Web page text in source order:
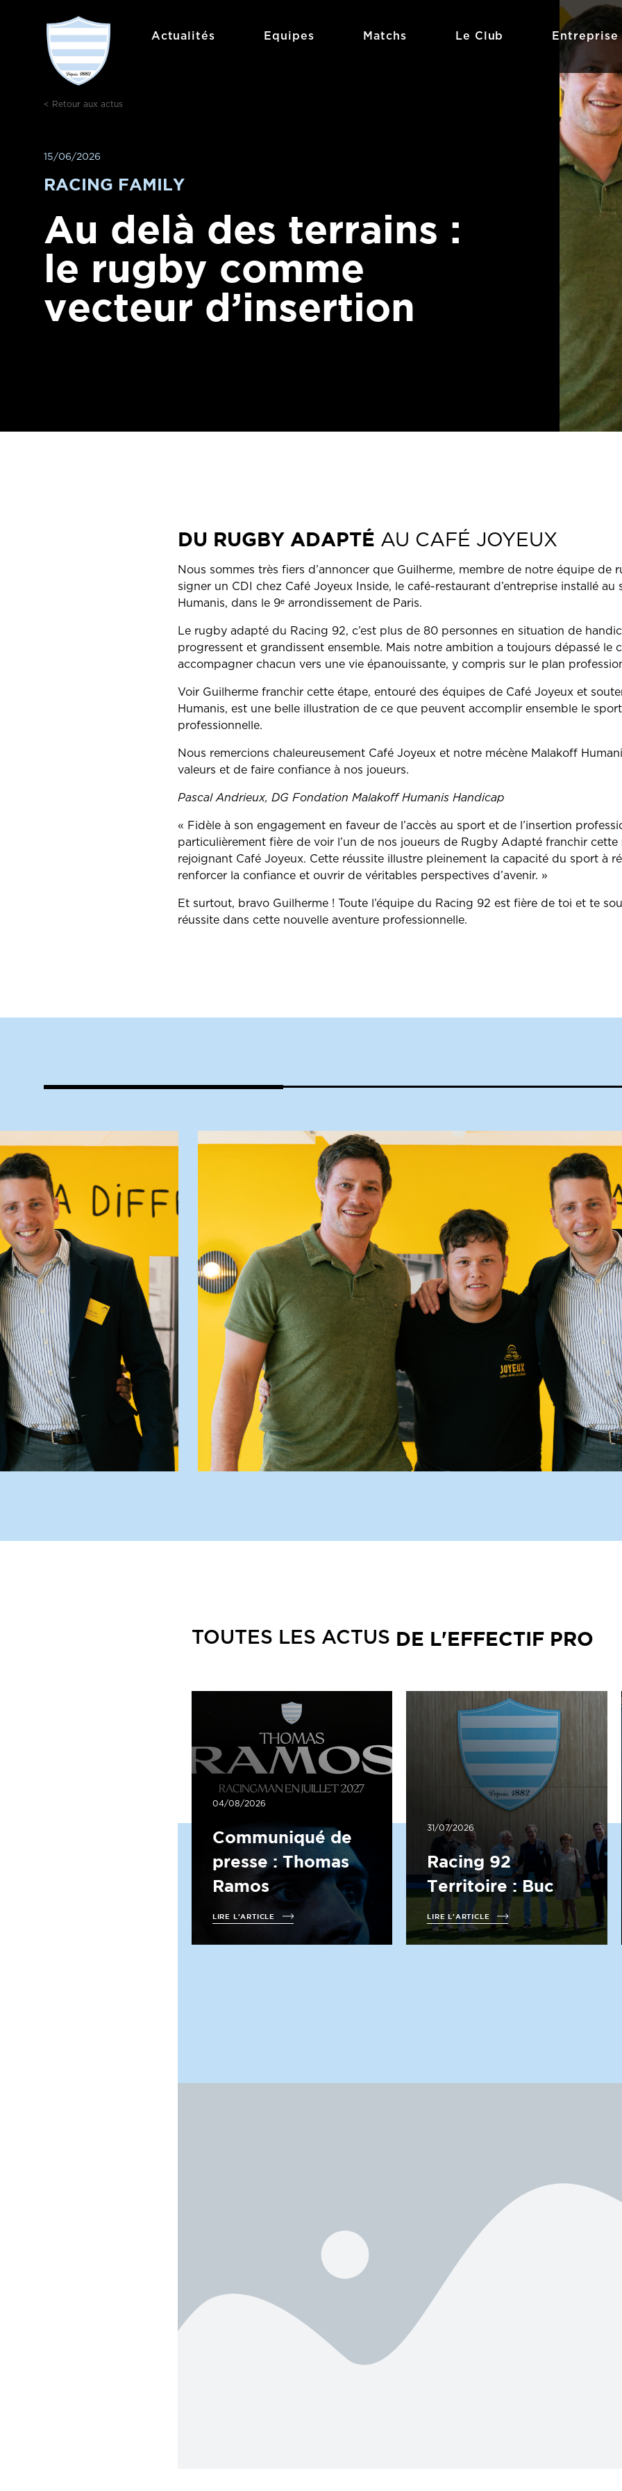
Actualités Equipes Matchs Le Club Entreprise
< Retour aux actus
15/06/2026
RACING FAMILY
Au delà des terrains :
le rugby comme
vecteur d’insertion
DU RUGBY ADAPTÉ AU CAFÉ JOYEUX
Nous sommes très fiers d’annoncer que Guilherme, membre de notre équipe de
signer un CDI chez Café Joyeux Inside, le café-restaurant d’entreprise installé au
Humanis, dans le 9ᵉ arrondissement de Paris.
Le rugby adapté du Racing 92, c’est plus de 80 personnes en situation de
progressent et grandissent ensemble. Mais notre ambition a toujours dépassé le
accompagner chacun vers une vie épanouissante, y compris sur le plan
Voir Guilherme franchir cette étape, entouré des équipes de Café Joyeux et
Humanis, est une belle illustration de ce que peuvent accomplir ensemble le
professionnelle.
Nous remercions chaleureusement Café Joyeux et notre mécène Malakoff
valeurs et de faire confiance à nos joueurs.
Pascal Andrieux, DG Fondation Malakoff Humanis Handicap
« Fidèle à son engagement en faveur de l’accès au sport et de l’insertion
particulièrement fière de voir l’un de nos joueurs de Rugby Adapté franchir cette
rejoignant Café Joyeux. Cette réussite illustre pleinement la capacité du sport à
renforcer la confiance et ouvrir de véritables perspectives d’avenir. »
Et surtout, bravo Guilherme ! Toute l’équipe du Racing 92 est fière de toi et te
réussite dans cette nouvelle aventure professionnelle.
TOUTES LES ACTUS DE L'EFFECTIF PRO
04/08/2026
Communiqué de
presse : Thomas
Ramos
LIRE L'ARTICLE
31/07/2026
Racing 92
Territoire : Buc
LIRE L'ARTICLE